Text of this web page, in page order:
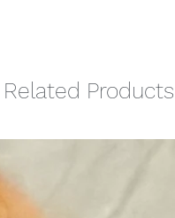
Related Products